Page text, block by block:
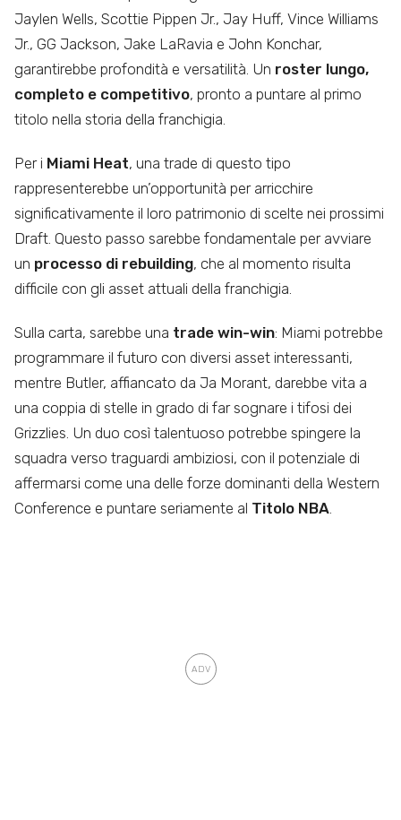
Jaylen Wells, Scottie Pippen Jr., Jay Huff, Vince Williams
Jr., GG Jackson, Jake LaRavia e John Konchar,
garantirebbe profondità e versatilità. Un roster lungo,
completo e competitivo, pronto a puntare al primo
titolo nella storia della franchigia.
Per i Miami Heat, una trade di questo tipo
rappresenterebbe un’opportunità per arricchire
significativamente il loro patrimonio di scelte nei prossimi
Draft. Questo passo sarebbe fondamentale per avviare
un processo di rebuilding, che al momento risulta
difficile con gli asset attuali della franchigia.
Sulla carta, sarebbe una trade win-win: Miami potrebbe
programmare il futuro con diversi asset interessanti,
mentre Butler, affiancato da Ja Morant, darebbe vita a
una coppia di stelle in grado di far sognare i tifosi dei
Grizzlies. Un duo così talentuoso potrebbe spingere la
squadra verso traguardi ambiziosi, con il potenziale di
affermarsi come una delle forze dominanti della Western
Conference e puntare seriamente al Titolo NBA